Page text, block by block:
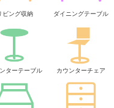
ビング収納 ダイニングテーブル
ターテーブル カウンターチェア